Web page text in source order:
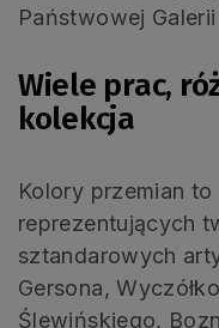
Państwowej
Wiele prac,
kolekcja
Kolory przemian
reprezentujących
sztandarowych
Gersona,
Ślewińskiego,